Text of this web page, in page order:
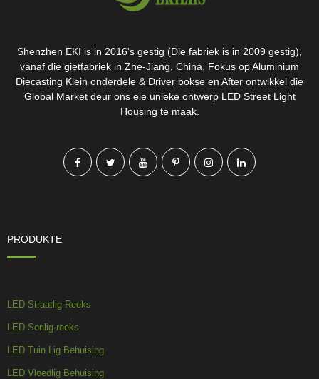
Shenzhen EKI is in 2016's gestig (Die fabriek is in 2009 gestig),
vanaf die gietfabriek in Zhe-Jiang, China. Fokus op Aluminium
Diecasting Klein onderdele & Driver bokse en After ontwikkel die
Global Market deur ons eie unieke ontwerp LED Street Light
Housing te maak.
PRODUKTE
LED Straatlig Reeks
LED Sonlig-reeks
LED Tuin Lig Behuising
LED Vloedlig Behuising